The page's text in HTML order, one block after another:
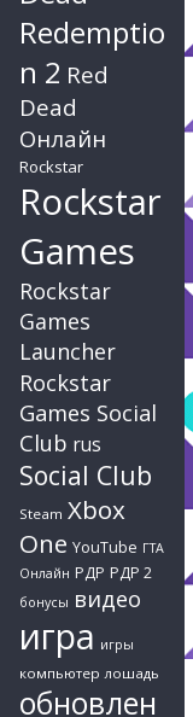
Redemptio
n 2 Red
Dead
Онлайн
Rockstar
Rockstar
Games
Rockstar
Games
Launcher
Rockstar
Games Social
Club rus
Social Club
Steam Xbox
One YouTube ГТА
Онлайн РДР РДР 2
бонусы видео
игра игры
компьютер лошадь
обновлен